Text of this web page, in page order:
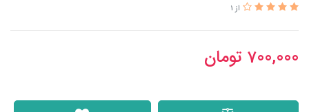
از 1
700,000 تومان